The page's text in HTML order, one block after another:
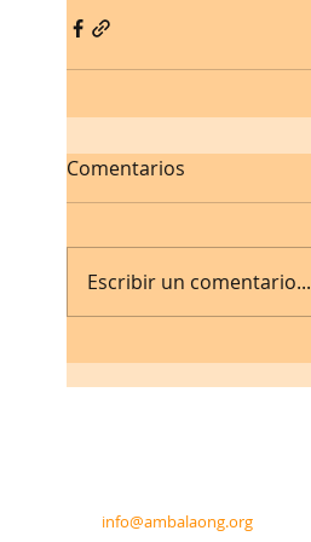
Comentarios
Escribir un comentario...
info@ambalaong.org